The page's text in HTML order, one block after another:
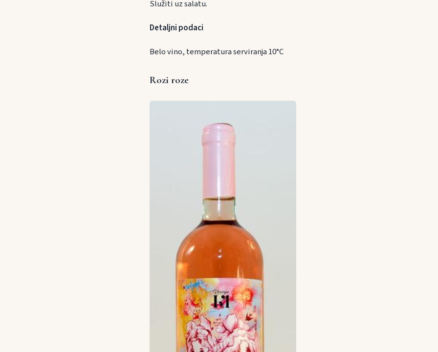
Služiti uz salatu.
Detaljni podaci
Belo vino, temperatura serviranja 10°C
Rozi roze